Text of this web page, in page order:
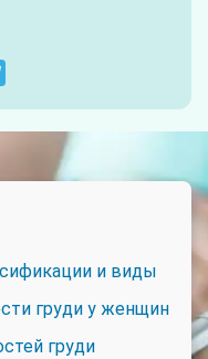
и виды
груди у женщин
груди